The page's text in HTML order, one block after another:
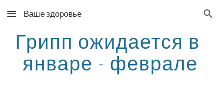
Skip to main content Skip to navigation
Ваше здоровье
Грипп ожидается в
январе - феврале